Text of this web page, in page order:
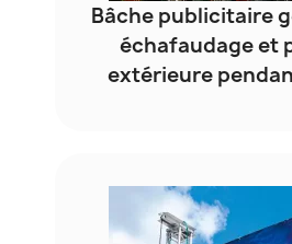
Bâche publicitaire
échafaudage et
extérieure